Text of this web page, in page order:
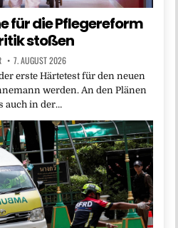
für die Pflegereform
stoßen
7. AUGUST 2026
erste Härtetest für den neuen
werden. An den Plänen
auch in der…